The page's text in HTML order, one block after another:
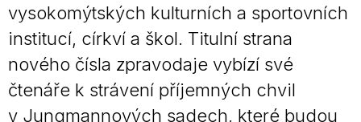
vysokomýtských kulturních a sportovních
institucí, církví a škol. Titulní strana
nového čísla zpravodaje vybízí své
čtenáře k strávení příjemných chvil
v Jungmannových sadech, které budou